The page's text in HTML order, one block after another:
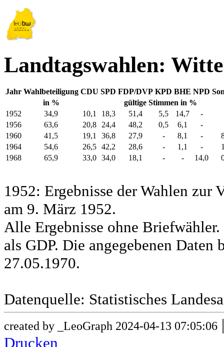
Landtagswahlen:
Jahr Wahlbeteiligung CDU SPD FDP/DVP KPD BHE NPD
in %
gültige Stimmen in %
1952
34,9 10,1 18,3 51,4 5,5 14,7
-
1956
63,6 20,8 24,4 48,2 0,5 6,1
-
1960
41,5 19,1 36,8 27,9 - 8,1 -
1964
54,6 26,5 42,2 28,6 - 1,1 -
1968
65,9 33,0 34,0 18,1 - - 14,0
1952: Ergebnisse der Wahlen zur
am 9. März 1952.
Alle Ergebnisse ohne
als GDP. Die angegebenen
27.05.1970.
Datenquelle: Statistisches
created by _LeoGraph 2024-04-13 07:05:06
Drucken